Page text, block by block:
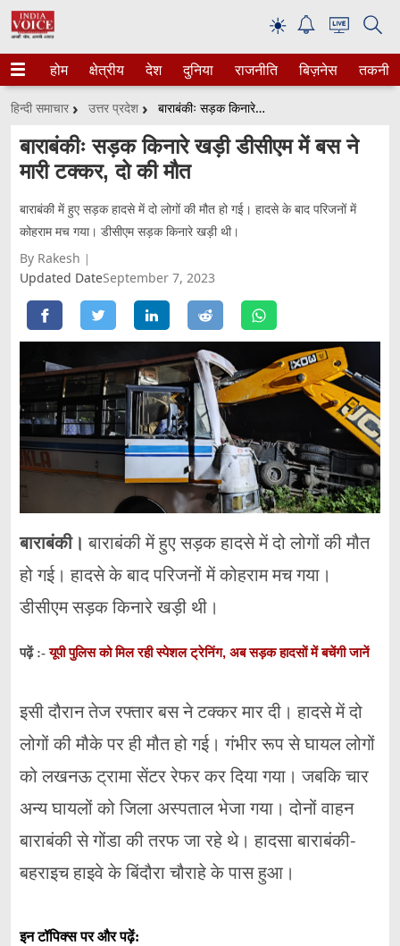
☀
होम क्षेत्रीय देश दुनिया राजनीति बिज़नेस तकनीक
हिन्दी समाचार उत्तर प्रदेश बाराबंकीः सड़क किनारे खड़ी डीसीएम में बस ने मारी टक्कर, दो की मौत
बाराबंकीः सड़क किनारे खड़ी डीसीएम में बस ने
मारी टक्कर, दो की मौत
बाराबंकी में हुए सड़क हादसे में दो लोगों की मौत हो गई। हादसे के बाद परिजनों में
कोहराम मच गया। डीसीएम सड़क किनारे खड़ी थी।
By Rakesh
Updated DateSeptember 7, 2023
बाराबंकी। बाराबंकी में हुए सड़क हादसे में दो लोगों की मौत
हो गई। हादसे के बाद परिजनों में कोहराम मच गया।
डीसीएम सड़क किनारे खड़ी थी।
पढ़ें :-यूपी पुलिस को मिल रही स्पेशल ट्रेनिंग, अब सड़क हादसों में बचेंगी जानें
इसी दौरान तेज रफ्तार बस ने टक्कर मार दी। हादसे में दो
लोगों की मौके पर ही मौत हो गई। गंभीर रूप से घायल लोगों
को लखनऊ ट्रामा सेंटर रेफर कर दिया गया। जबकि चार
अन्य घायलों को जिला अस्पताल भेजा गया। दोनों वाहन
बाराबंकी से गोंडा की तरफ जा रहे थे। हादसा बाराबंकी-
बहराइच हाइवे के बिंदौरा चौराहे के पास हुआ।
इन टॉपिक्स पर और पढ़ें: